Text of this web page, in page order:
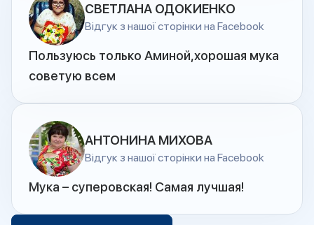
СВЕТЛАНА ОДОКИЕНКО
Відгук з нашої сторінки на Facebook
Пользуюсь только Аминой,хорошая мука
советую всем
АНТОНИНА МИХОВА
Відгук з нашої сторінки на Facebook
Мука – суперовская! Самая лучшая!